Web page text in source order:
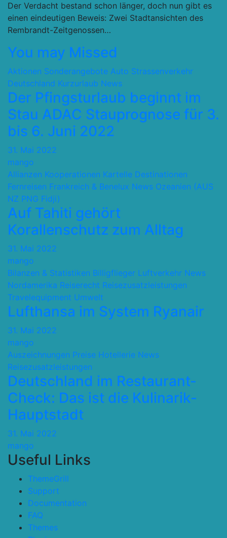
Der Verdacht bestand schon länger, doch nun gibt es
einen eindeutigen Beweis: Zwei Stadtansichten des
Rembrandt-Zeitgenossen…
You may Missed
Aktionen Sonderangebote Auto Strassenverkehr
Deutschland Kurzurlaub News
Der Pfingsturlaub beginnt im
Stau ADAC Stauprognose für 3.
bis 6. Juni 2022
31. Mai 2022
mango
Allianzen Kooperationen Kartelle Destinationen
Fernreisen Frankreich & Benelux News Ozeanien (AUS
NZ PNG Fidji)
Auf Tahiti gehört
Korallenschutz zum Alltag
31. Mai 2022
mango
Bilanzen & Statistiken Billigflieger Luftverkehr News
Nordamerika Reiserecht Reisezusatzleistungen
Travelequipment Umwelt
Lufthansa im System Ryanair
31. Mai 2022
mango
Auszeichnungen Preise Hotellerie News
Reisezusatzleistungen
Deutschland im Restaurant-
Check: Das ist die Kulinarik-
Hauptstadt
31. Mai 2022
mango
Useful Links
ThemeGrill
Support
Documentation
FAQ
Themes